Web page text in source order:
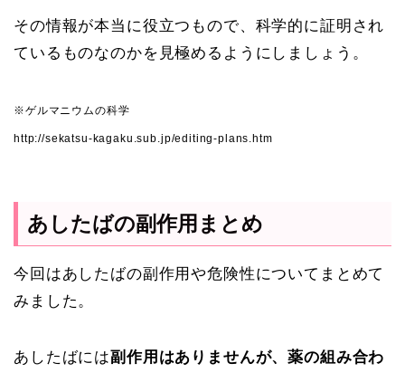
その情報が本当に役立つもので、科学的に証明され
ているものなのかを見極めるようにしましょう。
※ゲルマニウムの科学
http://sekatsu-kagaku.sub.jp/editing-plans.htm
あしたばの副作用まとめ
今回はあしたばの副作用や危険性についてまとめて
みました。
あしたばには副作用はありませんが、薬の組み合わ